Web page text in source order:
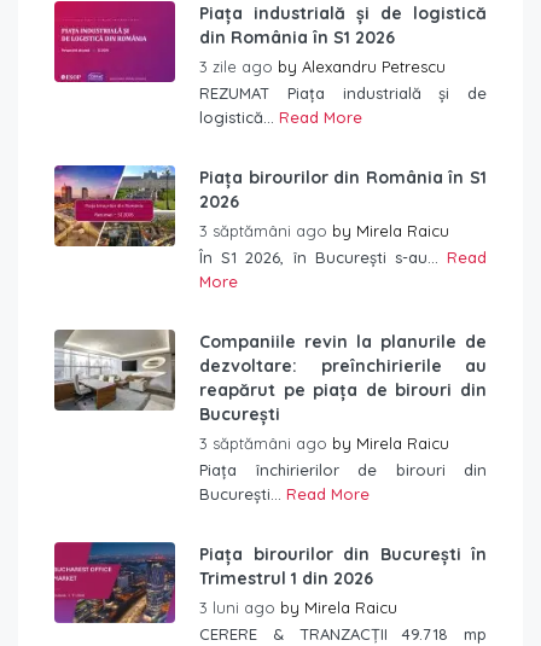
Piața industrială și de logistică
din România în S1 2026
3 zile ago by Alexandru Petrescu
REZUMAT Piața industrială și de
logistică... Read More
Piața birourilor din România în S1
2026
3 săptămâni ago by Mirela Raicu
În S1 2026, în București s-au... Read
More
Companiile revin la planurile de
dezvoltare: preînchirierile au
reapărut pe piața de birouri din
București
3 săptămâni ago by Mirela Raicu
Piața închirierilor de birouri din
București... Read More
Piața birourilor din București în
Trimestrul 1 din 2026
3 luni ago by Mirela Raicu
CERERE & TRANZACȚII 49.718 mp